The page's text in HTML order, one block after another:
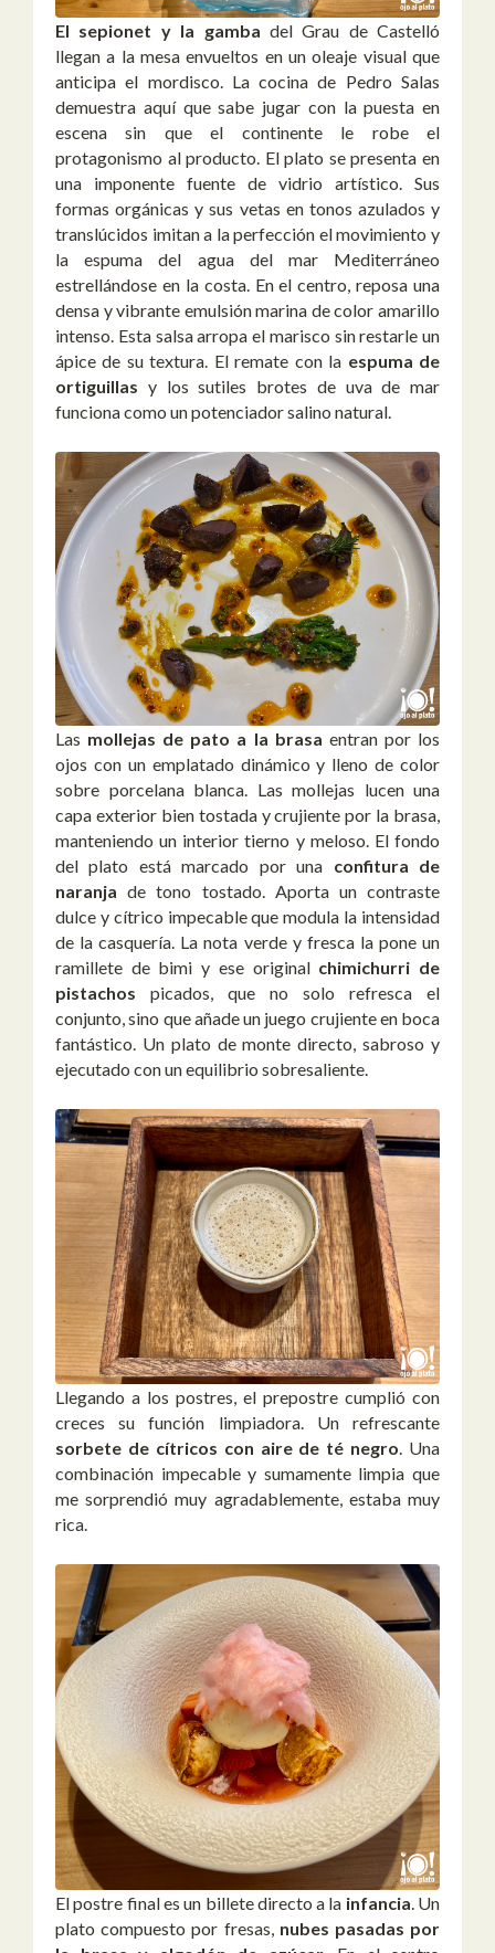
El sepionet y la gamba del Grau de Castelló
llegan a la mesa envueltos en un oleaje visual que
anticipa el mordisco. La cocina de Pedro Salas
demuestra aquí que sabe jugar con la puesta en
escena sin que el continente le robe el
protagonismo al producto. El plato se presenta en
una imponente fuente de vidrio artístico. Sus
formas orgánicas y sus vetas en tonos azulados y
translúcidos imitan a la perfección el movimiento y
la espuma del agua del mar Mediterráneo
estrellándose en la costa. En el centro, reposa una
densa y vibrante emulsión marina de color amarillo
intenso. Esta salsa arropa el marisco sin restarle un
ápice de su textura. El remate con la espuma de
ortiguillas y los sutiles brotes de uva de mar
funciona como un potenciador salino natural.
Las mollejas de pato a la brasa entran por los
ojos con un emplatado dinámico y lleno de color
sobre porcelana blanca. Las mollejas lucen una
capa exterior bien tostada y crujiente por la brasa,
manteniendo un interior tierno y meloso. El fondo
del plato está marcado por una confitura de
naranja de tono tostado. Aporta un contraste
dulce y cítrico impecable que modula la intensidad
de la casquería. La nota verde y fresca la pone un
ramillete de bimi y ese original chimichurri de
pistachos picados, que no solo refresca el
conjunto, sino que añade un juego crujiente en boca
fantástico. Un plato de monte directo, sabroso y
ejecutado con un equilibrio sobresaliente.
Llegando a los postres, el prepostre cumplió con
creces su función limpiadora. Un refrescante
sorbete de cítricos con aire de té negro. Una
combinación impecable y sumamente limpia que
me sorprendió muy agradablemente, estaba muy
rica.
El postre final es un billete directo a la infancia. Un
plato compuesto por fresas, nubes pasadas por